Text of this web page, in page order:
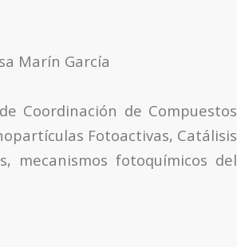
Marín García
Coordinación de Compuestos
Fotoactivas, Catálisis
mecanismos fotoquímicos del